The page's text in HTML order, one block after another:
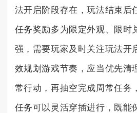
法开启阶段存在，玩法结束后
任务奖励多为限定外观、限时
强，需要玩家及时关注玩法开
效规划游戏节奏，应当优先清
常行动，再抽空完成周常任务
任务可以灵活穿插进行，既能